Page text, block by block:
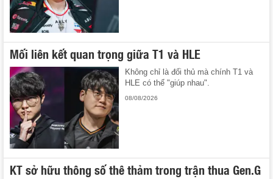
Mối liên kết quan trọng giữa T1 và HLE
Không chỉ là đối thủ mà chính T1 và
HLE có thể "giúp nhau".
08/08/2026
KT sở hữu thông số thê thảm trong trận thua Gen.G